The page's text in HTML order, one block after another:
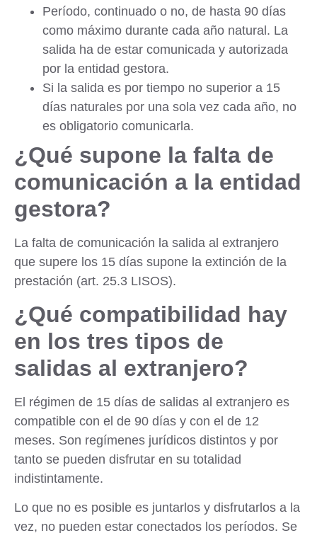
Período, continuado o no, de hasta 90 días
como máximo durante cada año natural. La
salida ha de estar comunicada y autorizada
por la entidad gestora.
Si la salida es por tiempo no superior a 15
días naturales por una sola vez cada año, no
es obligatorio comunicarla.
¿Qué supone la falta de
comunicación a la entidad
gestora?
La falta de comunicación la salida al extranjero
que supere los 15 días supone la extinción de la
prestación (art. 25.3 LISOS).
¿Qué compatibilidad hay
en los tres tipos de
salidas al extranjero?
El régimen de 15 días de salidas al extranjero es
compatible con el de 90 días y con el de 12
meses. Son regímenes jurídicos distintos y por
tanto se pueden disfrutar en su totalidad
indistintamente.
Lo que no es posible es juntarlos y disfrutarlos a la
vez, no pueden estar conectados los períodos. Se